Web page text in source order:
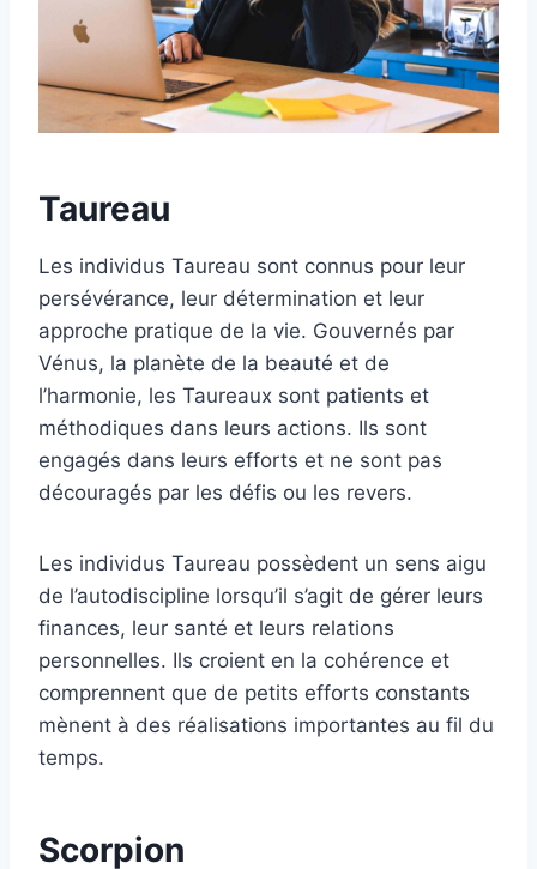
Taureau
Les individus Taureau sont connus pour leur
persévérance, leur détermination et leur
approche pratique de la vie. Gouvernés par
Vénus, la planète de la beauté et de
l’harmonie, les Taureaux sont patients et
méthodiques dans leurs actions. Ils sont
engagés dans leurs efforts et ne sont pas
découragés par les défis ou les revers.
Les individus Taureau possèdent un sens aigu
de l’autodiscipline lorsqu’il s’agit de gérer leurs
finances, leur santé et leurs relations
personnelles. Ils croient en la cohérence et
comprennent que de petits efforts constants
mènent à des réalisations importantes au fil du
temps.
Scorpion